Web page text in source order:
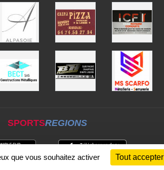
SPORTSREGIONS
que vous souhaitez activer Tout accepter